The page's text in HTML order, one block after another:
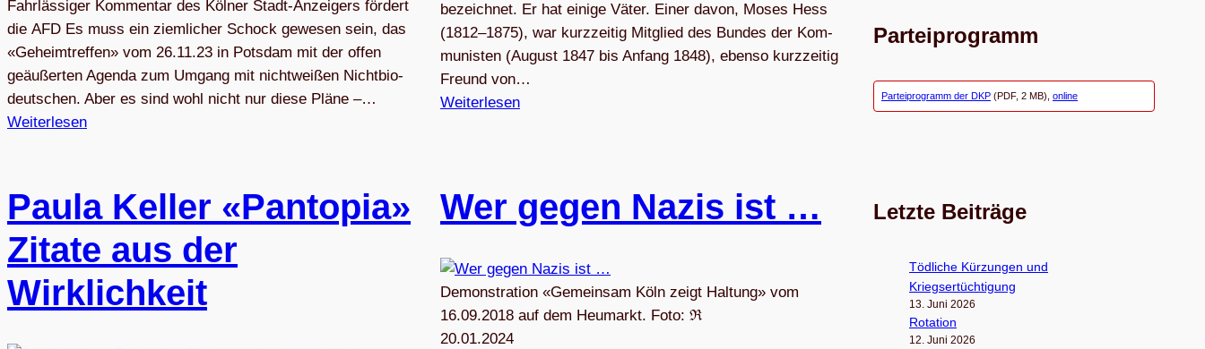
Fahr­läs­si­ger Kom­men­tar des Köl­ner Stadt-Anzei­gers för­dert
die AFD Es muss ein ziem­li­cher Schock gewe­sen sein, das
«Geheim­tref­fen» vom 26.11.23 in Pots­dam mit der offen
geäu­ßer­ten Agenda zum Umgang mit nicht­wei­ßen Nicht­bio­
deut­schen. Aber es sind wohl nicht nur diese Pläne –…
Weiterlesen
bezeich­net. Er hat einige Väter. Einer davon, Moses Hess
(1812–1875), war kurz­zei­tig Mit­glied des Bun­des der Kom­
mu­nis­ten (August 1847 bis Anfang 1848), ebenso kurz­zei­tig
Freund von…
Weiterlesen
Paula Kel­ler «Pan­to­pia»
Zitate aus der
Wirklichkeit
Wer gegen Nazis ist …
Demonstration «Gemeinsam Köln zeigt Haltung» vom
16.09.2018 auf dem Heumarkt. Foto: ℜ
20.01.2024
Parteiprogramm
Parteiprogramm der DKP (PDF, 2 MB), online
Letzte Beiträge
Töd­li­che Kür­zun­gen und
Kriegsertüchtigung
13. Juni 2026
Rota­tion
12. Juni 2026